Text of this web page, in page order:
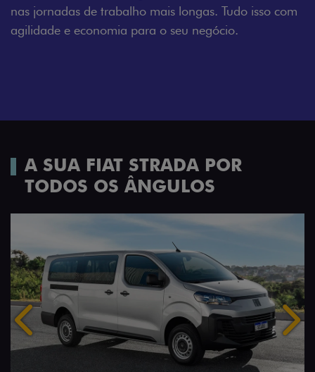
nas jornadas de trabalho mais longas. Tudo isso com
agilidade e economia para o seu negócio.
A SUA FIAT STRADA POR
TODOS OS ÂNGULOS
Anterior